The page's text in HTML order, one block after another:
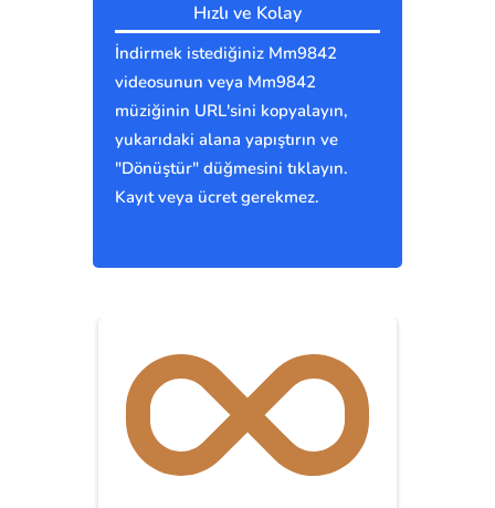
Hızlı ve Kolay
İndirmek istediğiniz Mm9842
videosunun veya Mm9842
müziğinin URL'sini kopyalayın,
yukarıdaki alana yapıştırın ve
"Dönüştür" düğmesini tıklayın.
Kayıt veya ücret gerekmez.